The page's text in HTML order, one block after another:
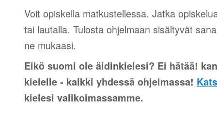
Voit opiskella matkustellessa. Jatka
tai lautalla. Tulosta ohjelmaan sisältyvät
ne mukaasi.
Eikö suomi ole äidinkielesi? Ei hätää!
kielelle - kaikki yhdessä ohjelmassa!
kielesi valikoimassamme.